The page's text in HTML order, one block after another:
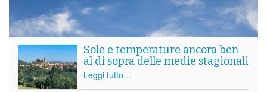
Sole e temperature ancora ben
al di sopra delle medie stagionali
Leggi tutto…